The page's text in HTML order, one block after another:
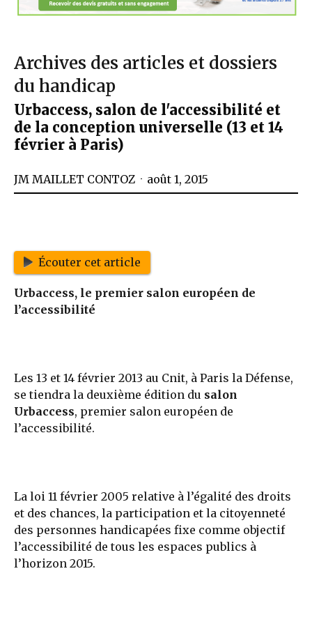
Archives des articles et dossiers
du handicap
Urbaccess, salon de l'accessibilité et
de la conception universelle (13 et 14
février à Paris)
JM MAILLET CONTOZ août 1, 2015
Écouter cet article
Urbaccess, le premier salon européen de
l’accessibilité
Les 13 et 14 février 2013 au Cnit, à Paris la Défense,
se tiendra la deuxième édition du salon
Urbaccess, premier salon européen de
l’accessibilité.
La loi 11 février 2005 relative à l’égalité des droits
et des chances, la participation et la citoyenneté
des personnes handicapées fixe comme objectif
l’accessibilité de tous les espaces publics à
l’horizon 2015.